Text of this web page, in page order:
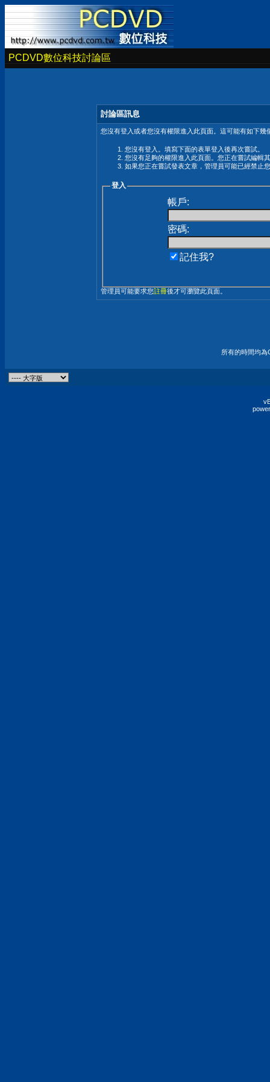
PCDVD數位科技討論區
討論區訊息
您沒有登入或者您沒有權限進入此頁面。這可能有如下幾
您沒有登入。填寫下面的表單登入後再次嘗試。
您沒有足夠的權限進入此頁面。您正在嘗試編輯
如果您正在嘗試發表文章，管理員可能已經禁止
登入
帳戶:
密碼:
記住我?
管理員可能要求您註冊後才可瀏覽此頁面。
所有的時間均為